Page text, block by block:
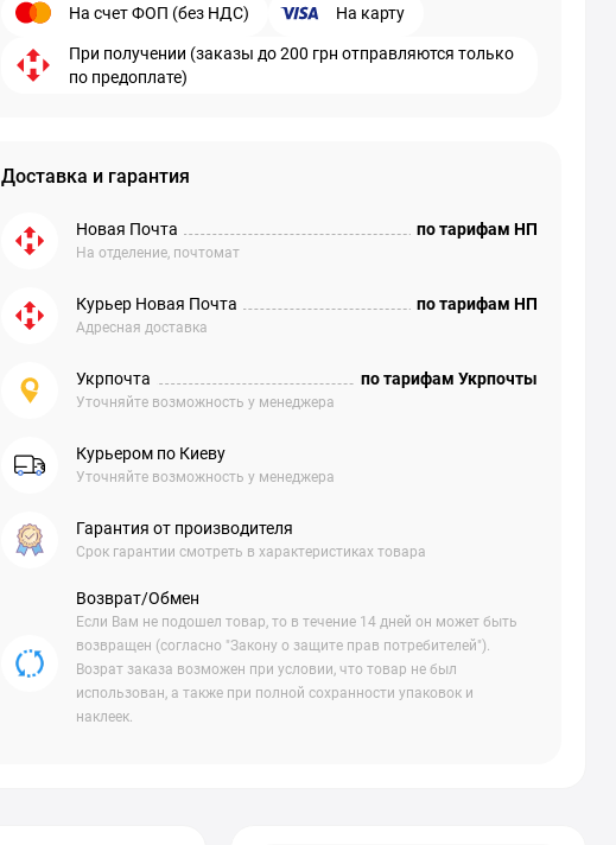
На счет ФОП (без НДС) На карту
При получении (заказы до 200 грн отправляются только
по предоплате)
Доставка и гарантия
Новая Почта
На отделение, почтомат
по тарифам НП
Курьер Новая Почта
Адресная доставка
по тарифам НП
Укрпочта
Уточняйте возможность у менеджера
по тарифам Укрпочты
Курьером по Киеву
Уточняйте возможность у менеджера
Гарантия от производителя
Срок гарантии смотреть в характеристиках товара
Возврат/Обмен
Если Вам не подошел товар, то в течение 14 дней он может быть
возвращен (согласно "Закону о защите прав потребителей").
Возрат заказа возможен при условии, что товар не был
использован, а также при полной сохранности упаковок и
наклеек.